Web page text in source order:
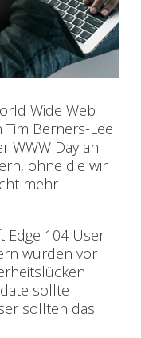
Wide Web
Tim Berners-Lee
WWW Day an
ohne die wir
mehr
Edge 104 User
wurden vor
sollte
sollten das